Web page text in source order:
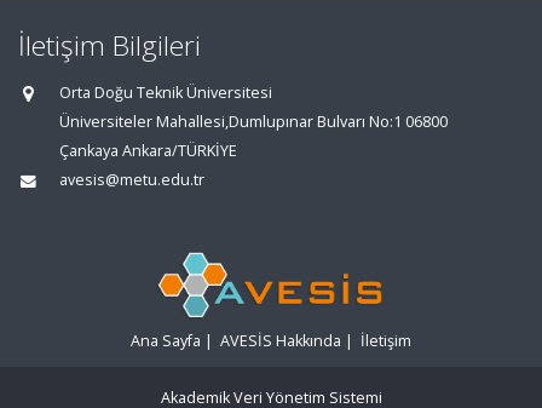
İletişim Bilgileri
Orta Doğu Teknik Üniversitesi
Üniversiteler Mahallesi,Dumlupınar Bulvarı No:1 06800
Çankaya Ankara/TÜRKİYE
avesis@metu.edu.tr
Ana Sayfa | AVESİS Hakkında | İletişim
Akademik Veri Yönetim Sistemi